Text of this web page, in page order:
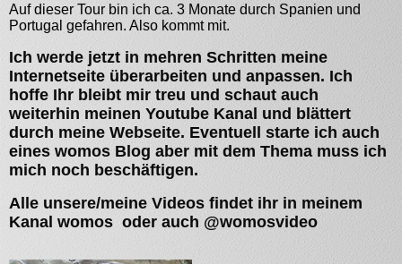
Auf dieser Tour bin ich ca. 3 Monate durch Spanien und
Portugal gefahren. Also kommt mit.
Ich werde jetzt in mehren Schritten meine
Internetseite überarbeiten und anpassen. Ich
hoffe Ihr bleibt mir treu und schaut auch
weiterhin meinen Youtube Kanal und blättert
durch meine Webseite. Eventuell starte ich auch
eines womos Blog aber mit dem Thema muss ich
mich noch beschäftigen.
Alle unsere/meine Videos findet ihr in meinem
Kanal womos oder auch @womosvideo